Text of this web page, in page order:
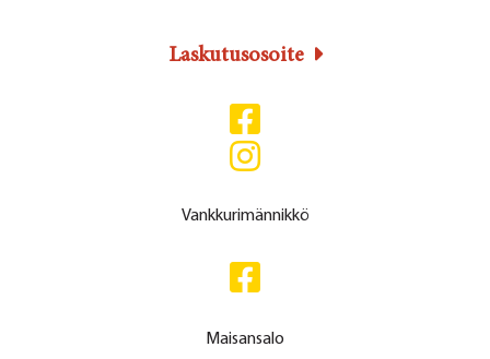
Laskutusosoite
Vankkurimännikkö
Maisansalo